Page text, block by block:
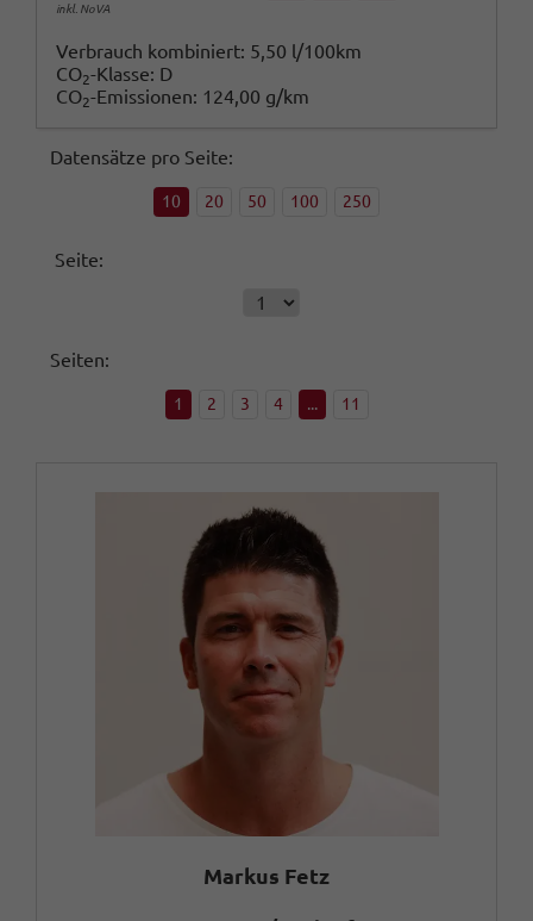
inkl. NoVA
Verbrauch kombiniert: 5,50 l/100km
CO2-Klasse: D
CO2-Emissionen: 124,00 g/km
Datensätze pro Seite:
10 20 50 100 250
Seite:
Seiten:
1 2 3 4 ... 11
Markus Fetz